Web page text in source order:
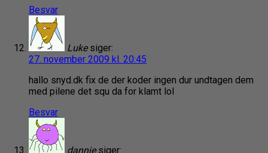
Besvar
Luke siger:
27. november 2009 kl. 20:45
hallo snyd.dk fix de der koder ingen dur undtagen dem
med pilene det squ da for klamt lol
Besvar
dannie siger: